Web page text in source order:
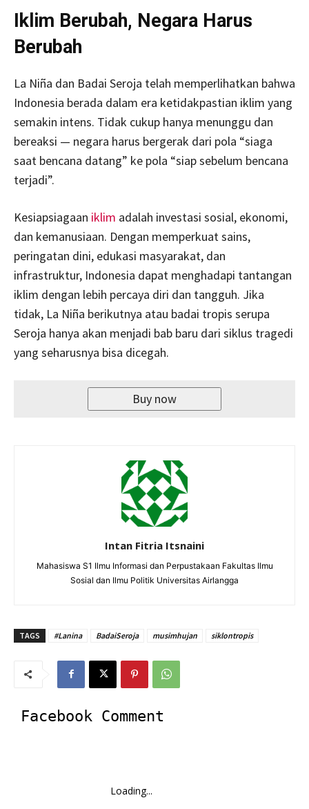
Iklim Berubah, Negara Harus
Berubah
La Niña dan Badai Seroja telah memperlihatkan bahwa
Indonesia berada dalam era ketidakpastian iklim yang
semakin intens. Tidak cukup hanya menunggu dan
bereaksi — negara harus bergerak dari pola “siaga
saat bencana datang” ke pola “siap sebelum bencana
terjadi”.
Kesiapsiagaan iklim adalah investasi sosial, ekonomi,
dan kemanusiaan. Dengan memperkuat sains,
peringatan dini, edukasi masyarakat, dan
infrastruktur, Indonesia dapat menghadapi tantangan
iklim dengan lebih percaya diri dan tangguh. Jika
tidak, La Niña berikutnya atau badai tropis serupa
Seroja hanya akan menjadi bab baru dari siklus tragedi
yang seharusnya bisa dicegah.
Buy now
Intan Fitria Itsnaini
Mahasiswa S1 Ilmu Informasi dan Perpustakaan Fakultas Ilmu
Sosial dan Ilmu Politik Universitas Airlangga
TAGS #Lanina BadaiSeroja musimhujan siklontropis
Facebook Comment
Loading...